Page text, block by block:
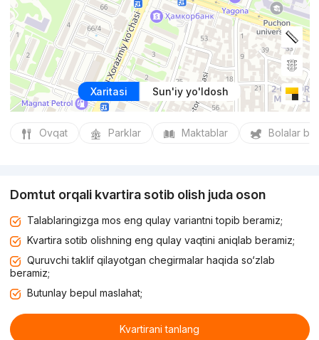
Xaritasi Sun'iy yo'ldosh
Ovqat Parklar Maktablar Bolalar
Domtut orqali kvartira sotib olish juda oson
Talablaringizga mos eng qulay variantni topib beramiz;
Kvartira sotib olishning eng qulay vaqtini aniqlab beramiz;
Quruvchi taklif qilayotgan chegirmalar haqida so‘zlab
beramiz;
Butunlay bepul maslahat;
Kvartirani tanlang